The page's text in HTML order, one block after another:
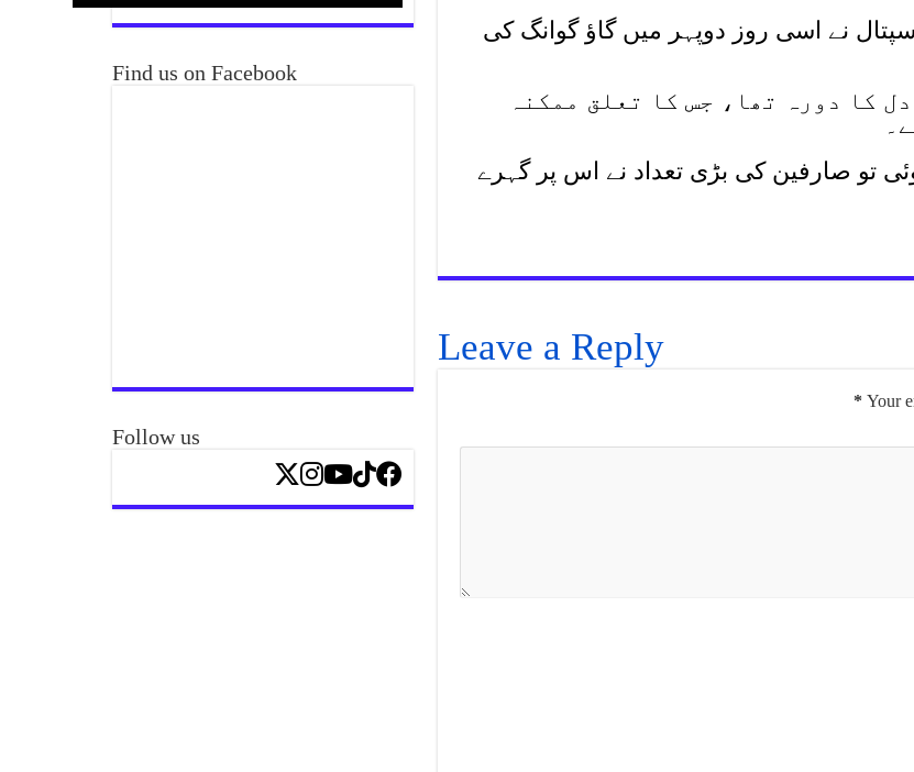
نے اسی روز دوپہر میں گاؤ گوانگ کی
کا دورہ تھا، جس کا تعلق ممکنہ
تو صارفین کی بڑی تعداد نے اس پر گہرے
Leave a Reply
Your
*
Find us on Facebook
Follow us